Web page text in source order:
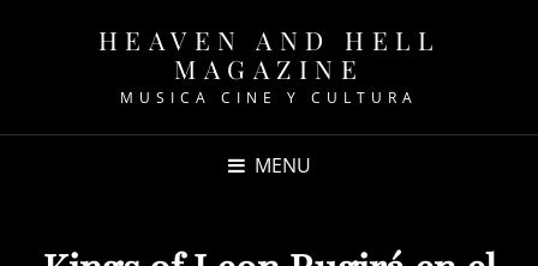
HEAVEN AND HELL
MAGAZINE
MUSICA CINE Y CULTURA
MENU